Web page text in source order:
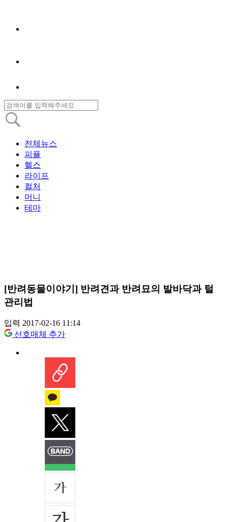
전체뉴스
피플
헬스
라이프
컬처
머니
테마
[반려동물이야기] 반려견과 반려묘의 발바닥과 털
관리법
입력 2017-02-16 11:14
선호매체 추가